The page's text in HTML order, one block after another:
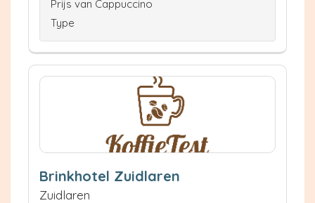
Prijs van Cappuccino
Type
Brinkhotel Zuidlaren
Zuidlaren